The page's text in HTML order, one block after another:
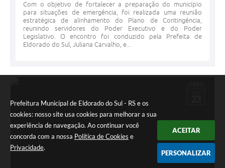
Prefeitura Municipal de Eldorado do Sul - RS e os
cookies: nosso site usa cookies para melhorar a sua
experiência de navegação. Ao continuar você
concorda com a nossa Política de Cookies e
Privacidade.
ACEITAR
PERSONALIZAR
Com o objetivo de fortalecer a preparação do município
para situações de emergência, foi realizada uma reunião
estratégica de alinhamento do Plano de Contingência,
reunindo servidores do Poder Executivo e do Poder
Legislativo. O encontro foi conduzido pela Prefeita de
Eldorado do Sul, Juliana Carvalho, e...